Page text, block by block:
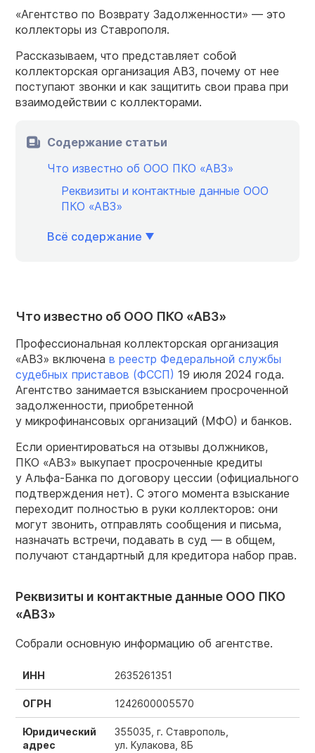
«Агентство по Возврату Задолженности» — это
коллекторы из Ставрополя.
Рассказываем, что представляет собой
коллекторская организация АВЗ, почему от нее
поступают звонки и как защитить свои права при
взаимодействии с коллекторами.
Содержание статьи
Что известно об ООО ПКО «АВЗ»
Реквизиты и контактные данные ООО
ПКО «АВЗ»
Всё содержание
Что известно об ООО ПКО «АВЗ»
Профессиональная коллекторская организация
«АВЗ» включена в реестр Федеральной службы
судебных приставов (ФССП) 19 июля 2024 года.
Агентство занимается взысканием просроченной
задолженности, приобретенной
у микрофинансовых организаций (МФО) и банков.
Если ориентироваться на отзывы должников,
ПКО «АВЗ» выкупает просроченные кредиты
у Альфа-Банка по договору цессии (официального
подтверждения нет). С этого момента взыскание
переходит полностью в руки коллекторов: они
могут звонить, отправлять сообщения и письма,
назначать встречи, подавать в суд — в общем,
получают стандартный для кредитора набор прав.
Реквизиты и контактные данные ООО ПКО
«АВЗ»
Собрали основную информацию об агентстве.
ИНН 2635261351
ОГРН 1242600005570
Юридический
адрес
355035, г. Ставрополь,
ул. Кулакова, 8Б